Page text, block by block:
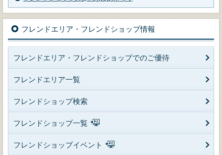
フレンドエリア・フレンドショップ情報
フレンドエリア・フレンドショップでのご優待
フレンドエリア一覧
フレンドショップ検索
フレンドショップ一覧
フレンドショップイベント